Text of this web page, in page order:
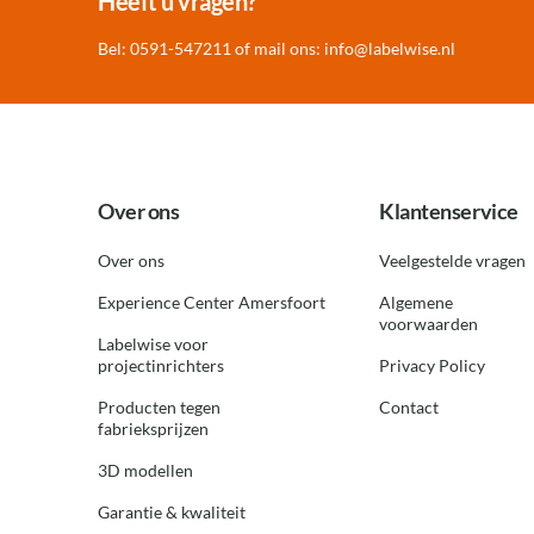
Bel: 0591-547211 of mail ons: info@labelwise.nl
Over ons
Over ons
Experience Center Amersfoort
Labelwise voor
projectinrichters
Producten tegen
fabrieksprijzen
3D modellen
Garantie & kwaliteit
Klantenservice
Veelgestelde vragen
Algemene
voorwaarden
Privacy Policy
Contact